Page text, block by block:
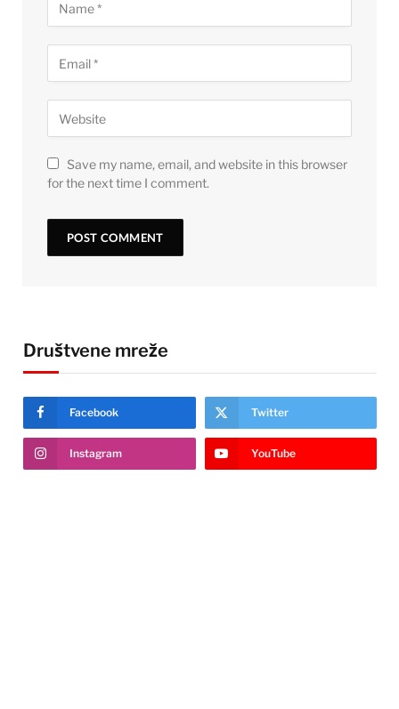
Save my name, email, and website in this browser
for the next time I comment.
Društvene mreže
Facebook Twitter
Instagram YouTube